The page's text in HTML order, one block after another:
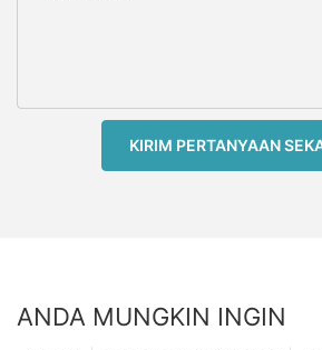
KIRIM PERTANYAAN
ANDA MUNGKIN INGIN